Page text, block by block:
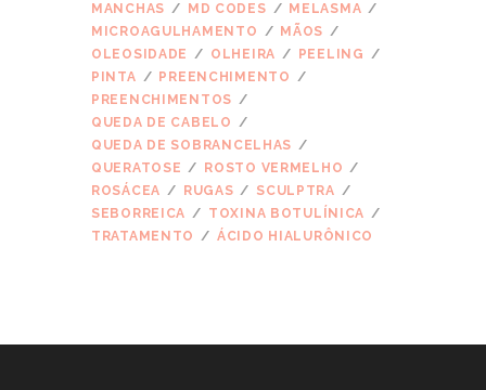
MANCHAS
MD CODES
MELASMA
MICROAGULHAMENTO
MÃOS
OLEOSIDADE
OLHEIRA
PEELING
PINTA
PREENCHIMENTO
PREENCHIMENTOS
QUEDA DE CABELO
QUEDA DE SOBRANCELHAS
QUERATOSE
ROSTO VERMELHO
ROSÁCEA
RUGAS
SCULPTRA
SEBORREICA
TOXINA BOTULÍNICA
TRATAMENTO
ÁCIDO HIALURÔNICO